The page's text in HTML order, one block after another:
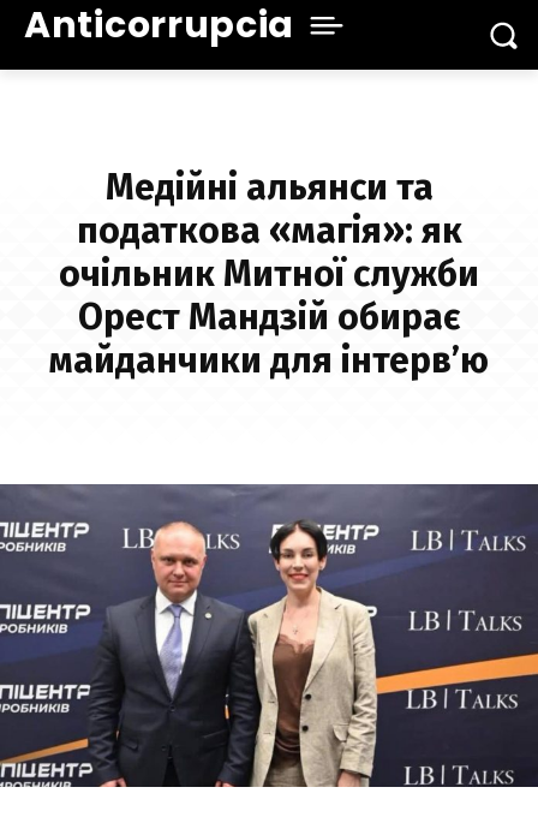
Anticorrupcia
Медійні альянси та
податкова «магія»: як
очільник Митної служби
Орест Мандзій обирає
майданчики для інтерв’ю